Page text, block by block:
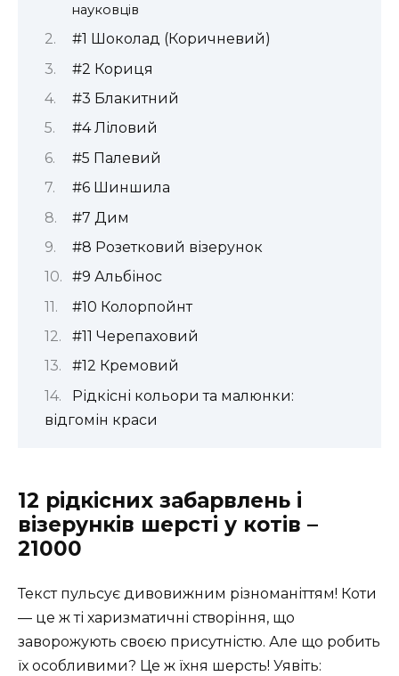
науковців
#1 Шоколад (Коричневий)
#2 Кориця
#3 Блакитний
#4 Ліловий
#5 Палевий
#6 Шиншила
#7 Дим
#8 Розетковий візерунок
#9 Альбінос
#10 Колорпойнт
#11 Черепаховий
#12 Кремовий
Рідкісні кольори та малюнки:
відгомін краси
12 рідкісних забарвлень і
візерунків шерсті у котів –
21000
Текст пульсує дивовижним різноманіттям! Коти
— це ж ті харизматичні створіння, що
заворожують своєю присутністю. Але що робить
їх особливими? Це ж їхня шерсть! Уявіть: